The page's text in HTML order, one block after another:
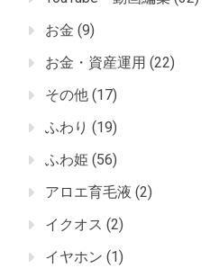
お金 (9)
お金・資産運用 (22)
その他 (17)
ふわり (19)
ふわ姫 (56)
アロエ育毛液 (2)
イクオス (2)
イヤホン (1)